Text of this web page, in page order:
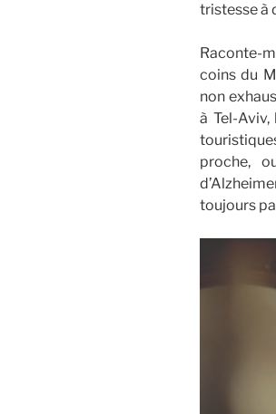
tristesse à
Raconte-
coins du
non
à Tel-
proche,
toujours